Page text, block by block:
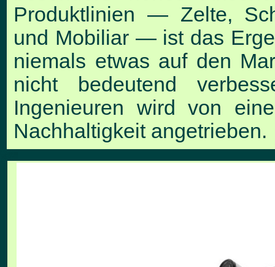
Produktlinien — Zelte,
und Mobiliar — ist das
niemals etwas auf den
nicht bedeutend
Ingenieuren wird von
Nachhaltigkeit angetrieben.